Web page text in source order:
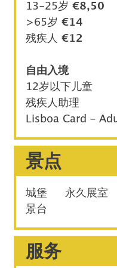
13-25岁 €8,50
>65岁 €14
残疾人 €12
自由入境
12岁以下儿童
残疾人助理
Lisboa Card –
景点
城堡 永久展
景台
服务